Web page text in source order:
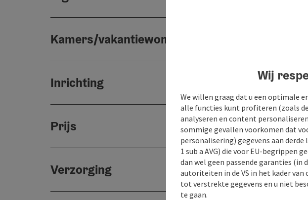
Kamers/vakantiewoningen
Inrichting
Prijs
Verzorging
Wij
We willen graag dat u een optimale
alle functies kunt profiteren (zoals
analyseren en content
sommige gevallen voorkomen dat
personalisering) gegevens aan derde
1 sub a AVG) die voor EU-begrippen
dan wel geen passende garanties (in
autoriteiten in de VS in het kader
tot verstrekte gegevens en u niet
te gaan.